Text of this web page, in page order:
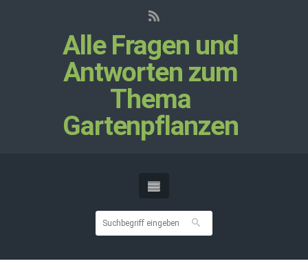
Alle Fragen und
Antworten zum
Thema
Gartenpflanzen